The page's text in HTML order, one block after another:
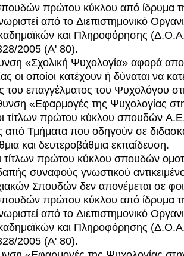
πρώτου κύκλου από ίδρυμα
από το Διεπιστημονικό
και Πληροφόρησης
2005 (Α' 80).
«Σχολική Ψυχολογία» αφορά
οι οποίοι κατέχουν ή δύναται να
του επαγγέλματος του Ψυχολόγου
«Εφαρμογές της Ψυχολογίας
τίτλων πρώτου κύκλου σπουδών
από Τμήματα που οδηγούν σε
και δευτεροβάθμια εκπαίδευση.
τίτλων πρώτου κύκλου σπουδών
συναφούς γνωστικού
Σπουδών δεν απονέμεται σε
πρώτου κύκλου από ίδρυμα
από το Διεπιστημονικό
και Πληροφόρησης
2005 (Α' 80).